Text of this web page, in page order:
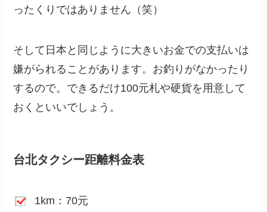
ったくりではありません（笑）
そして日本と同じように大きいお金での支払いは
嫌がられることがあります。お釣りがなかったり
するので。できるだけ100元札や硬貨を用意して
おくといいでしょう。
台北タクシー距離料金表
1km：70元